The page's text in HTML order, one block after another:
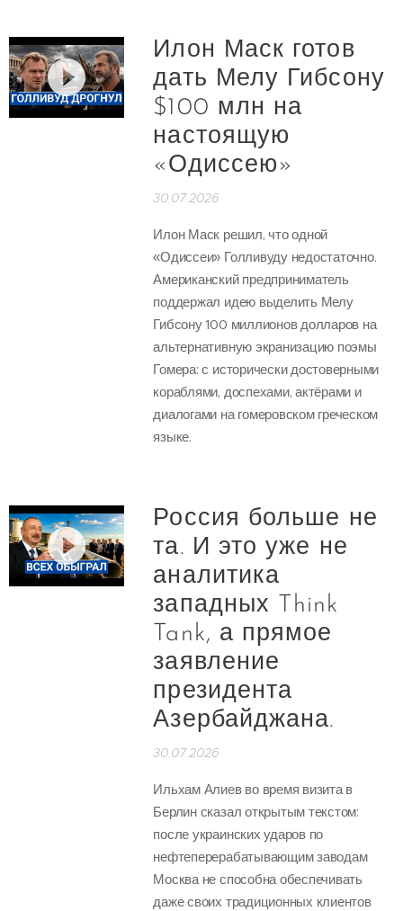
Илон Маск готов
дать Мелу Гибсону
$100 млн на
настоящую
«Одиссею»
30.07.2026
Илон Маск решил, что одной
«Одиссеи» Голливуду недостаточно.
Американский предприниматель
поддержал идею выделить Мелу
Гибсону 100 миллионов долларов на
альтернативную экранизацию поэмы
Гомера: с исторически достоверными
кораблями, доспехами, актёрами и
диалогами на гомеровском греческом
языке.
Россия больше не
та. И это уже не
аналитика
западных Think
Tank, а прямое
заявление
президента
Азербайджана.
30.07.2026
Ильхам Алиев во время визита в
Берлин сказал открытым текстом:
после украинских ударов по
нефтеперерабатывающим заводам
Москва не способна обеспечивать
даже своих традиционных клиентов